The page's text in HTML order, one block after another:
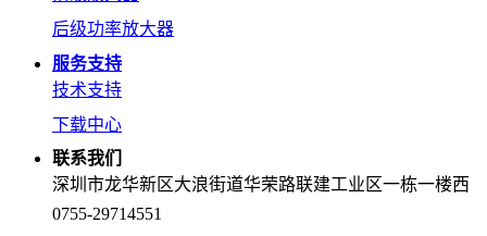
后级功率放大器
服务支持
技术支持
下载中心
联系我们
深圳市龙华新区大浪街道华荣路联建工业区一栋一楼西
0755-29714551